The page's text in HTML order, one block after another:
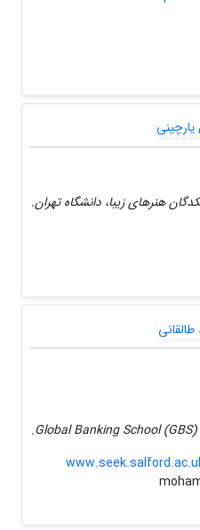
هنرهای زیبا، دانشگاه تهران.